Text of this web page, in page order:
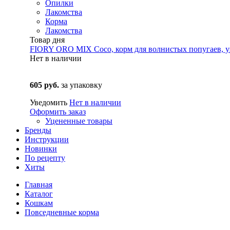
Опилки
Лакомства
Корма
Лакомства
Товар дня
FIORY ORO MIX Coco, корм для волнистых попугаев,
Нет в наличии
605 руб. за упаковку
Уведомить Нет в наличии
Оформить заказ
Уцененные товары
Бренды
Инструкции
Новинки
По рецепту
Хиты
Главная
Каталог
Кошкам
Повседневные корма